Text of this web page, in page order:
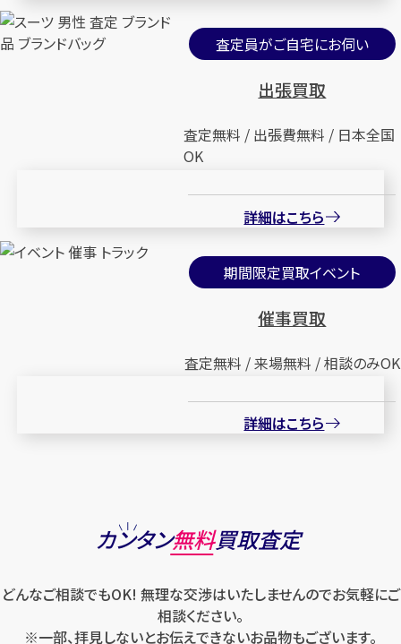
査定員がご自宅にお伺い
出張買取
査定無料 / 出張費無料 / 日本全国
OK
詳細はこちら
期間限定買取イベント
催事買取
査定無料 / 来場無料 / 相談のみOK
詳細はこちら
カンタン無料買取査定
どんなご相談でもOK! 無理な交渉はいたしませんのでお気軽にご
相談ください。
※一部、拝見しないとお伝えできないお品物もございます。